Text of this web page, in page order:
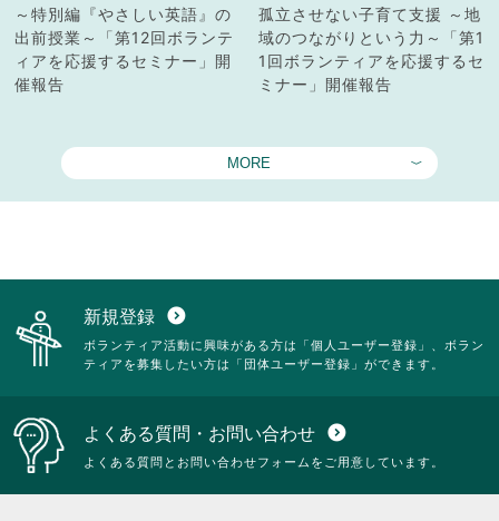
～特別編『やさしい英語』の
出前授業～「第12回ボランテ
ィアを応援するセミナー」開
催報告
孤立させない子育て支援 ～地
域のつながりという力～「第1
1回ボランティアを応援するセ
ミナー」開催報告
MORE
新規登録 expand_circle_down
ボランティア活動に興味がある方は「個人ユーザー登録」、ボラン
ティアを募集したい方は「団体ユーザー登録」ができます。
よくある質問・お問い合わせ expand_circle_down
よくある質問とお問い合わせフォームをご用意しています。